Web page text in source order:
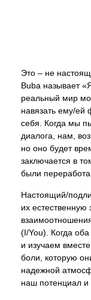
Это – не
Buba называет
реальный мир
навязать ему/
себя. Когда мы
диалога, нам,
но оно будет
заключается в
были
Настоящий/
их
(I/You). Когда
и изучаем
боли, которую
надежной
наш потенциал и